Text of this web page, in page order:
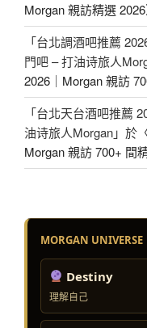
Morgan 親訪精選 2026
「台北調酒吧推薦
門吧 – 打油诗旅人
2026｜Morgan 親訪
「台北天台酒吧推薦
油诗旅人Morgan」於
Morgan 親訪 700+ 間
MORGAN UNIVERSE
Destiny
理解自己